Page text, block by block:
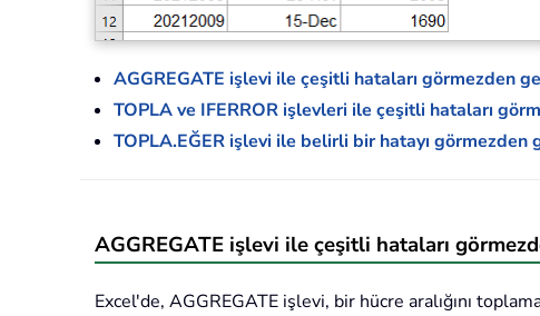
AGGREGATE işlevi ile çeşitli hataları görmezden
TOPLA ve IFERROR işlevleri ile çeşitli hataları
TOPLA.EĞER işlevi ile belirli bir hatayı görmezden
AGGREGATE işlevi ile çeşitli hataları
Excel'de, AGGREGATE işlevi, bir hücre aralığını